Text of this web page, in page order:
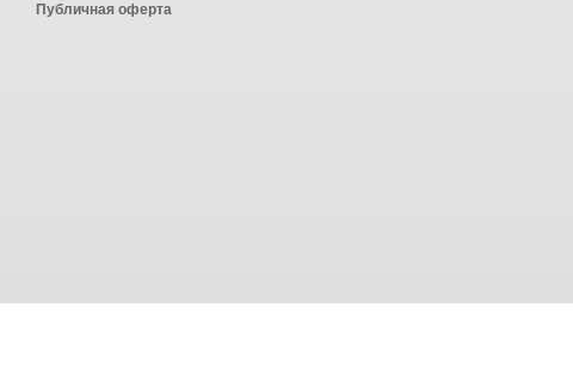
Публичная оферта